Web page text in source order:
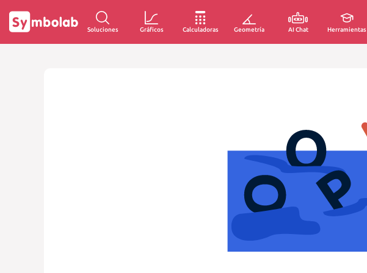
Soluciones Gráficos Calculadoras Geometría AI Chat Herramientas